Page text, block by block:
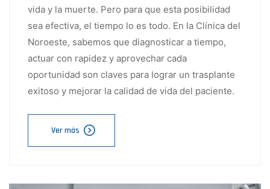
vida y la muerte. Pero para que esta posibilidad
sea efectiva, el tiempo lo es todo. En la Clínica del
Noroeste, sabemos que diagnosticar a tiempo,
actuar con rapidez y aprovechar cada
oportunidad son claves para lograr un trasplante
exitoso y mejorar la calidad de vida del paciente.
Ver más